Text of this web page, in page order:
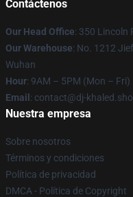
Contáctenos
Our Head Office: 350 Lincoln
Our Warehouse: No. 1212
Wuhan
Hour: 9AM – 5PM (Mon – Fri)
Email : contact@dj-
Nuestra empresa
Sobre nosotros
Términos y condiciones
Política de privacidad
DMCA - Política de Copyright